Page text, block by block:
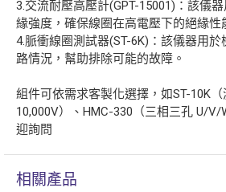
3.交流耐壓高壓計(GPT-15001)：該儀
緣強度，確保線圈在高電壓下的絕緣性
4.脈衝線圈測試器(ST-6K)：該儀器用
路情況，幫助排除可能的故障。
組件可依需求客製化選擇，如ST-10K
10,000V）、HMC-330（三相三孔 U/
迎詢問
相關產品